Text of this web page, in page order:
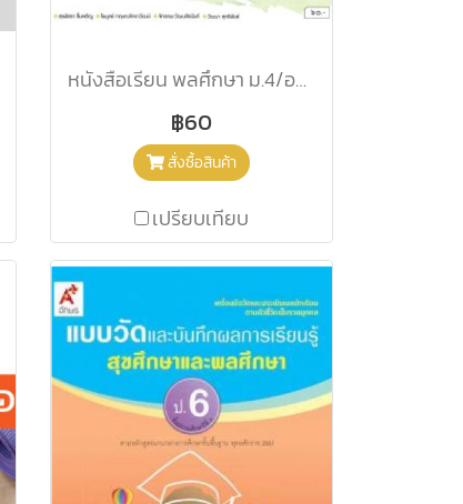
หนังสือเรียน พลศึกษา ม.4/อจท.
฿60
สั่งซื้อสินค้า
เปรียบเทียบ